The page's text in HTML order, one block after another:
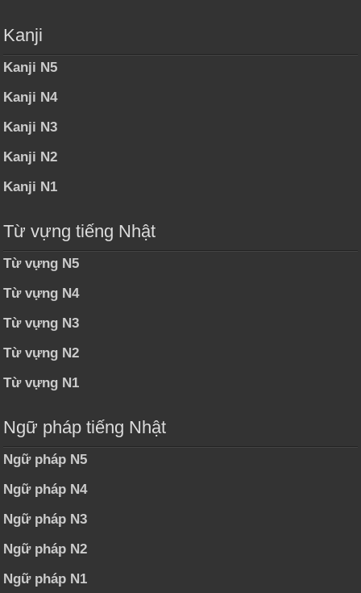
Kanji
Kanji N5
Kanji N4
Kanji N3
Kanji N2
Kanji N1
Từ vựng tiếng Nhật
Từ vựng N5
Từ vựng N4
Từ vựng N3
Từ vựng N2
Từ vựng N1
Ngữ pháp tiếng Nhật
Ngữ pháp N5
Ngữ pháp N4
Ngữ pháp N3
Ngữ pháp N2
Ngữ pháp N1